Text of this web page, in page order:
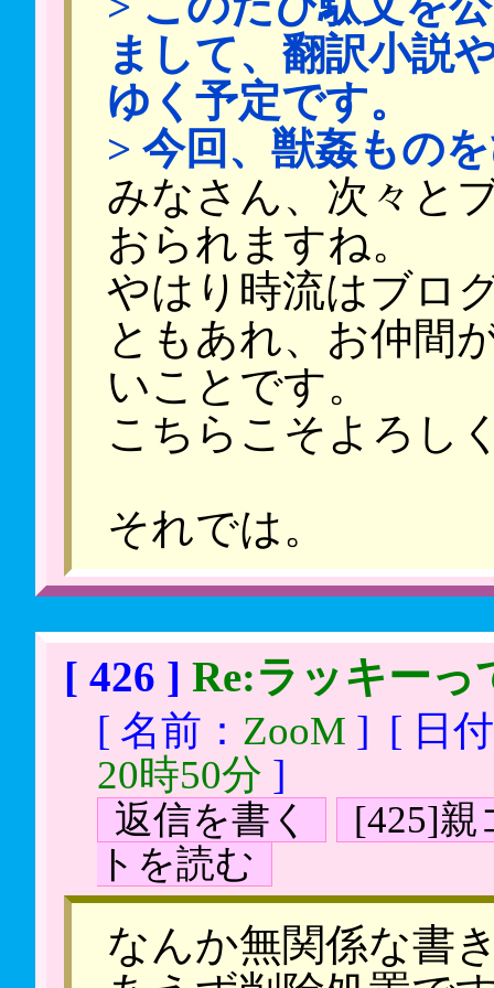
まして、翻訳小説
ゆく予定です。
> 今回、獣姦もの
みなさん、次々と
おられますね。
やはり時流はブロ
ともあれ、お仲間
いことです。
こちらこそよろし
それでは。
[ 426 ] Re:ラッキーっ
[ 名前： ZooM ] [ 日
20時50分 ]
返信を書く
[425]親
トを読む
なんか無関係な書